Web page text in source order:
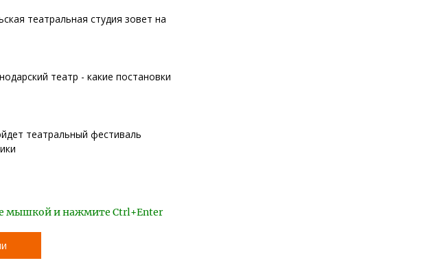
театральная студия зовет на
театр - какие постановки
театральный фестиваль
мышкой и нажмите Ctrl+Enter